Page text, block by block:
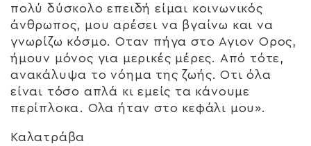
πολύ δύσκολο επειδή είμαι κοινωνικός
άνθρωπος, μου αρέσει να βγαίνω και να
γνωρίζω κόσμο. Οταν πήγα στο Αγιον Ορος,
ήμουν μόνος για μερικές μέρες. Από τότε,
ανακάλυψα το νόημα της ζωής. Οτι όλα
είναι τόσο απλά κι εμείς τα κάνουμε
περίπλοκα. Ολα ήταν στο κεφάλι μου».
Καλατράβα